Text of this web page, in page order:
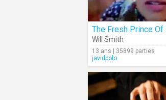
Will Smith
13 ans | 35899 parties
javidpolo